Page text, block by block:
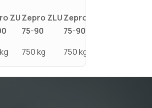
ZUZepro ZLU
75-90
Zepro ZNU
75-90
750 kg 750 kg